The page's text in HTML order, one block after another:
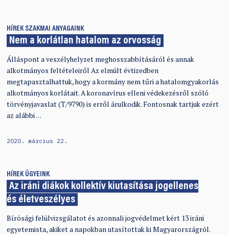
HÍREK SZAKMAI ANYAGAINK
Nem a korlátlan hatalom az orvosság
Álláspont a veszélyhelyzet meghosszabbításáról és annak
alkotmányos feltételeiről Az elmúlt évtizedben
megtapasztalhattuk, hogy a kormány nem tűri a hatalomgyakorlás
alkotmányos korlátait. A koronavírus elleni védekezésről szóló
törvényjavaslat (T/9790) is erről árulkodik. Fontosnak tartjuk ezért
az alábbi …
2020. március 22.
HÍREK ÜGYEINK
Az iráni diákok kollektív kiutasítása jogellenes
és életveszélyes
Bírósági felülvizsgálatot és azonnali jogvédelmet kért 13 iráni
egyetemista, akiket a napokban utasítottak ki Magyarországról.